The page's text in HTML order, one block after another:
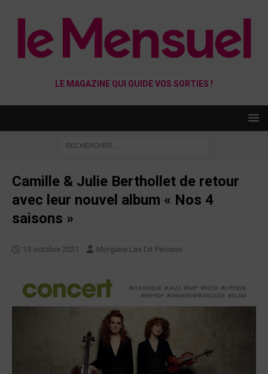
LE MAGAZINE QUI GUIDE VOS SORTIES !
Camille & Julie Berthollet de retour
avec leur nouvel album « Nos 4
saisons »
15 octobre 2021 Morgane Las Dit Peisson